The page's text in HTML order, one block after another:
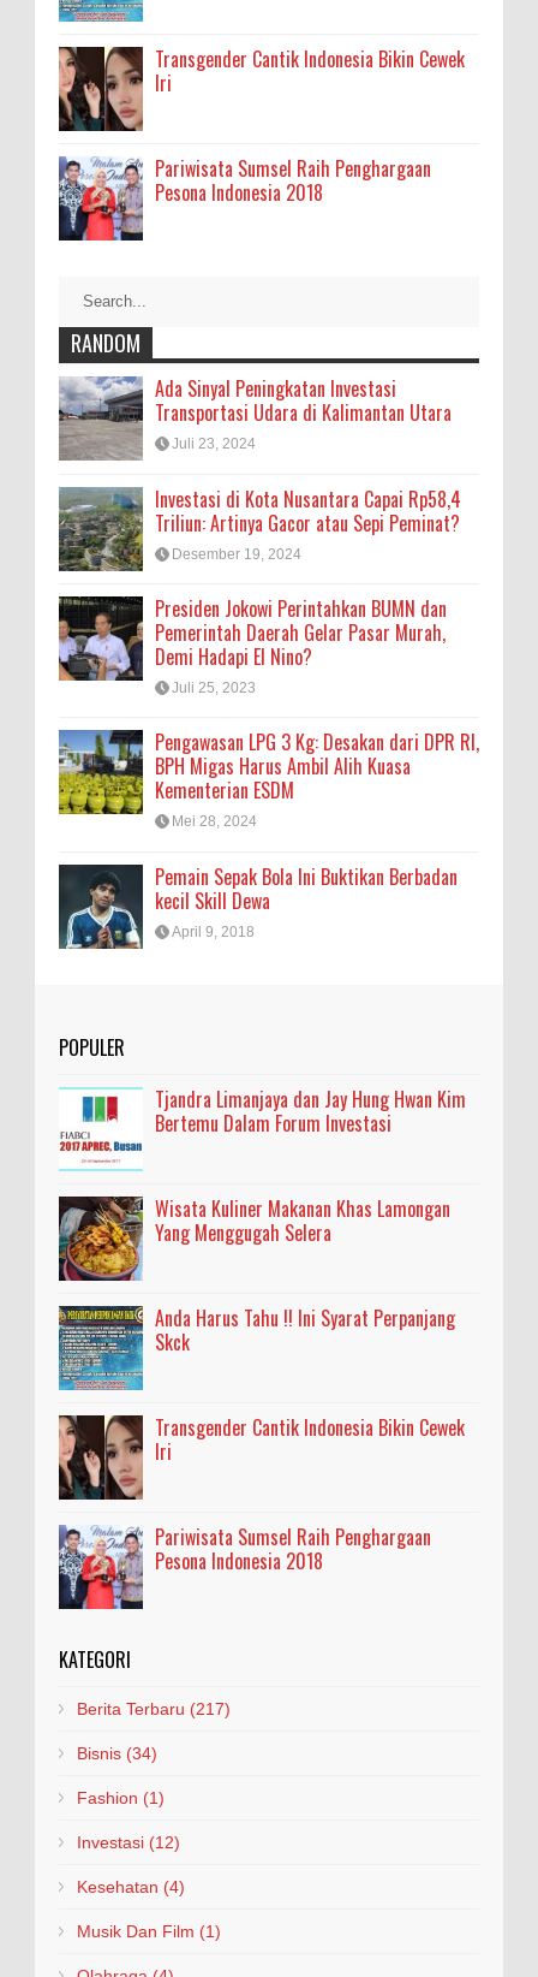
Transgender Cantik Indonesia Bikin Cewek
Iri
Pariwisata Sumsel Raih Penghargaan
Pesona Indonesia 2018
RANDOM
Ada Sinyal Peningkatan Investasi
Transportasi Udara di Kalimantan Utara
Juli 23, 2024
Investasi di Kota Nusantara Capai Rp58,4
Triliun: Artinya Gacor atau Sepi Peminat?
Desember 19, 2024
Presiden Jokowi Perintahkan BUMN dan
Pemerintah Daerah Gelar Pasar Murah,
Demi Hadapi El Nino?
Juli 25, 2023
Pengawasan LPG 3 Kg: Desakan dari DPR RI,
BPH Migas Harus Ambil Alih Kuasa
Kementerian ESDM
Mei 28, 2024
Pemain Sepak Bola Ini Buktikan Berbadan
kecil Skill Dewa
April 9, 2018
POPULER
Tjandra Limanjaya dan Jay Hung Hwan Kim
Bertemu Dalam Forum Investasi
Wisata Kuliner Makanan Khas Lamongan
Yang Menggugah Selera
Anda Harus Tahu !! Ini Syarat Perpanjang
Skck
Transgender Cantik Indonesia Bikin Cewek
Iri
Pariwisata Sumsel Raih Penghargaan
Pesona Indonesia 2018
KATEGORI
Berita Terbaru (217)
Bisnis (34)
Fashion (1)
Investasi (12)
Kesehatan (4)
Musik Dan Film (1)